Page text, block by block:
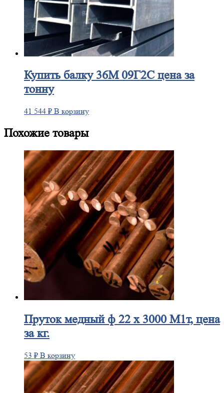
Купитьбалку 36М 09Г2С цена за
тонну
41 544 ₽ В корзину
Похожие товары
Прутокмедный ф 22 х 3000 М1т, цена
за кг.
53 ₽ В корзину